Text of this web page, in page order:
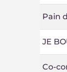
Pain
JE
Co-